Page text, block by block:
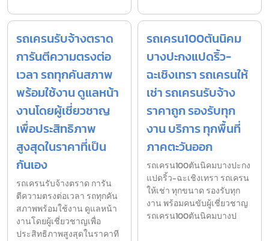
รถเครนรับจ้างตราด
การันตีความตรงต่อ
เวลา รถทุกคันสภาพ
พร้อมใช้งาน ดูแลหน้า
งานโดยผู้เชี่ยวชาญ
เพื่อประสิทธิภาพ
สูงสุดในราคาที่เป็น
กันเอง
รถเครนรับจ้างตราด การัน
ตีความตรงต่อเวลา รถทุกคัน
สภาพพร้อมใช้งาน ดูแลหน้า
งานโดยผู้เชี่ยวชาญเพื่อ
ประสิทธิภาพสูงสุดในราคาที
รถเครน100ตันนิคม
บางปะกงแปดริ้ว-
ฉะเชิงเทรา รถเครนให้
เช่า รถเครนรับจ้าง
ราคาถูก รองรับทุก
งาน บริการ ทุกพื้นที่
ภาคตะวันออก
รถเครน100ตันนิคมบางปะกง
แปดริ้ว-ฉะเชิงเทรา รถเครน
ให้เช่า ทุกขนาด รองรับทุก
งาน พร้อมคนขับผู้เชี่ยวชาญ
รถเครน100ตันนิคมบางป